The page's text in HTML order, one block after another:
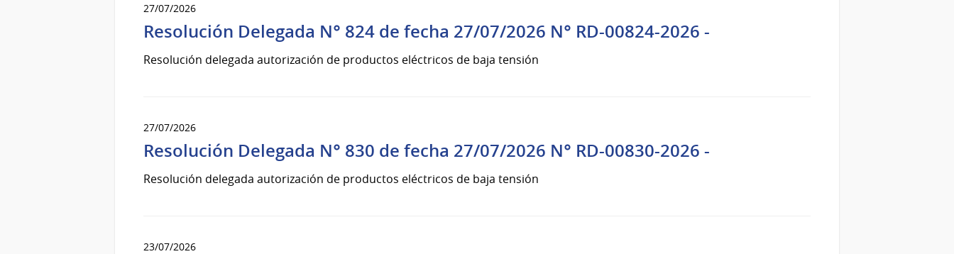
27/07/2026
Resolución Delegada N° 824 de fecha 27/07/2026 N° RD-00824-2026 -
Resolución delegada autorización de productos eléctricos de baja tensión
27/07/2026
Resolución Delegada N° 830 de fecha 27/07/2026 N° RD-00830-2026 -
Resolución delegada autorización de productos eléctricos de baja tensión
23/07/2026